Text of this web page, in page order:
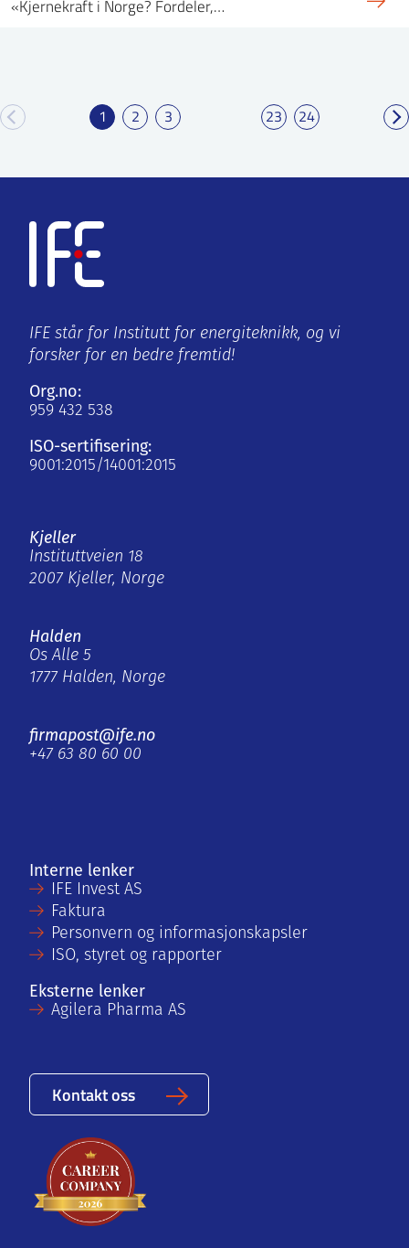
«Kjernekraft i Norge? Fordeler,…
1 2 3 23 24
IFE står for Institutt for energiteknikk, og vi
forsker for en bedre fremtid!
Org.no:
959 432 538
ISO-sertifisering:
9001:2015/14001:2015
Kjeller
Instituttveien 18
2007 Kjeller, Norge
Halden
Os Alle 5
1777 Halden, Norge
firmapost@ife.no
+47 63 80 60 00
Interne lenker
IFE Invest AS
Faktura
Personvern og informasjonskapsler
ISO, styret og rapporter
Eksterne lenker
Agilera Pharma AS
Kontakt oss